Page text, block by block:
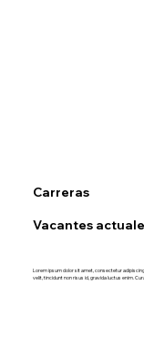
Carreras
Vacantes
Lorem ipsum dolor sit amet, consectetur
velit, tincidunt non risus id, gravida luctus enim.